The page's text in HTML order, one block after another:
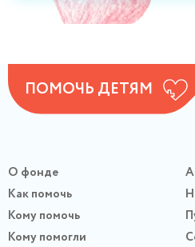
ПОМОЧЬ ДЕТЯМ
О фонде
Как помочь
Кому помочь
Кому помогли